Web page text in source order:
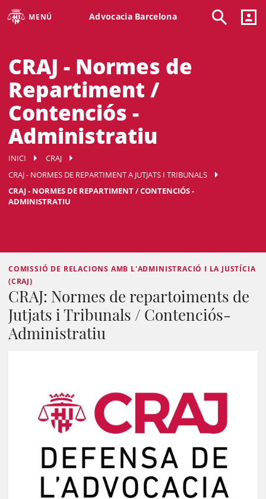
MENÚ Advocacia Barcelona
CRAJ - Normes de
Repartiment /
Contenciós -
Administratiu
INICI
CRAJ
CRAJ - NORMES DE REPARTIMENT A JUTJATS I TRIBUNALS
CRAJ - NORMES DE REPARTIMENT / CONTENCIÓS -
ADMINISTRATIU
COMISSIÓ DE RELACIONS AMB L'ADMINISTRACIÓ I LA JUSTÍCIA
(CRAJ)
CRAJ: Normes de repartoiments de
Jutjats i Tribunals / Contenciós-
Administratiu